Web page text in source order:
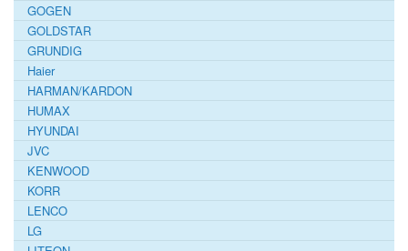
GOGEN
GOLDSTAR
GRUNDIG
Haier
HARMAN/KARDON
HUMAX
HYUNDAI
JVC
KENWOOD
KORR
LENCO
LG